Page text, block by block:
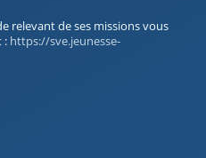
relevant de ses missions vous
: https://sve.jeunesse-